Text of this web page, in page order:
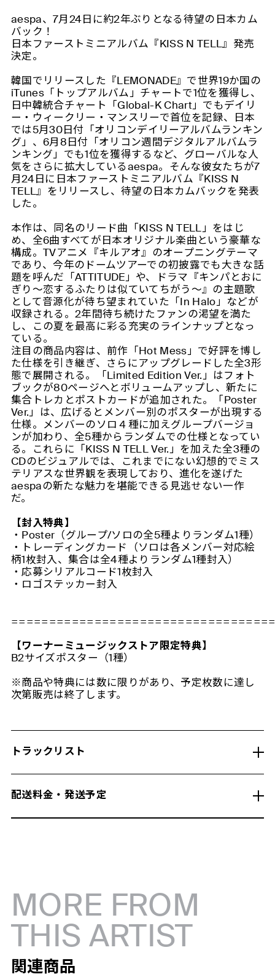
aespa、7月24日に約2年ぶりとなる待望の日本カム
バック！
日本ファーストミニアルバム『KISS N TELL』発売
決定。
韓国でリリースした『LEMONADE』で世界19か国の
iTunes「トップアルバム」チャートで1位を獲得し、
日中韓統合チャート「Global-K Chart」でもデイリ
ー・ウィークリー・マンスリーで首位を記録、日本
では5月30日付「オリコンデイリーアルバムランキン
グ」、6月8日付「オリコン週間デジタルアルバムラ
ンキング」でも1位を獲得するなど、グローバルな人
気をさらに拡大しているaespa。そんな彼女たちが7
月24日に日本ファーストミニアルバム『KISS N
TELL』をリリースし、待望の日本カムバックを発表
した。
本作は、同名のリード曲「KISS N TELL」をはじ
め、全6曲すべてが日本オリジナル楽曲という豪華な
構成。TVアニメ『キルアオ』のオープニングテーマ
であり、今年のドームツアーでの初披露でも大きな話
題を呼んだ「ATTITUDE」や、ドラマ『キンパとおに
ぎり〜恋するふたりは似ていてちがう〜』の主題歌
として音源化が待ち望まれていた「In Halo」などが
収録される。2年間待ち続けたファンの渇望を満た
し、この夏を最高に彩る充実のラインナップとなっ
ている。
注目の商品内容は、前作「Hot Mess」で好評を博し
た仕様を引き継ぎ、さらにアップグレードした全3形
態で展開される。「Limited Edition Ver.」はフォト
ブックが80ページへとボリュームアップし、新たに
集合トレカとポストカードが追加された。「Poster
Ver.」は、広げるとメンバー別のポスターが出現する
仕様。メンバーのソロ４種に加えグループバージョ
ンが加わり、全5種からランダムでの仕様となってい
る。これらに「KISS N TELL Ver.」を加えた全3種の
CDのビジュアルでは、これまでにない幻想的でミス
テリアスな世界観を表現しており、進化を遂げた
aespaの新たな魅力を堪能できる見逃せない一作
だ。
【封入特典】
・Poster（グループ/ソロの全5種よりランダム1種）
・トレーディングカード（ソロは各メンバー対応絵
柄1枚封入、集合は全4種よりランダム1種封入）
・応募シリアルコード1枚封入
・ロゴステッカー封入
【ワーナーミュージックストア限定特典】
B2サイズポスター（1種）
※商品や特典には数に限りがあり、予定枚数に達し
次第販売は終了します。
トラックリスト
配送料金・発送予定
MORE FROM
THIS ARTIST
関連商品